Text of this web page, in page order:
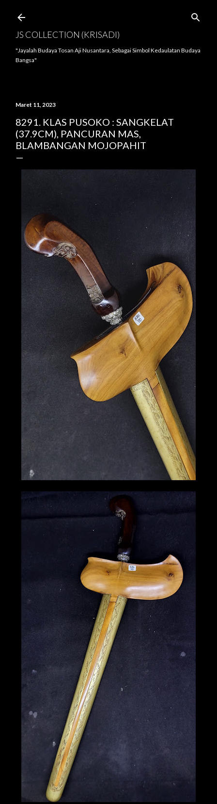
JS COLLECTION (KRISADI)
"Jayalah Budaya Tosan Aji Nusantara, Sebagai Simbol Kedaulatan Budaya
Bangsa"
Maret 11, 2023
8291. KLAS PUSOKO : SANGKELAT
(37.9CM), PANCURAN MAS,
BLAMBANGAN MOJOPAHIT